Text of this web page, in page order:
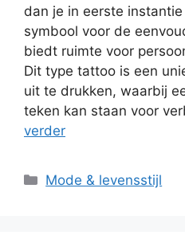
dan je in eerste
symbool voor de
biedt ruimte voor
Dit type tattoo is een
uit te drukken, waarbij
teken kan staan voor
verder
Categorieën
Mode & levensstijl